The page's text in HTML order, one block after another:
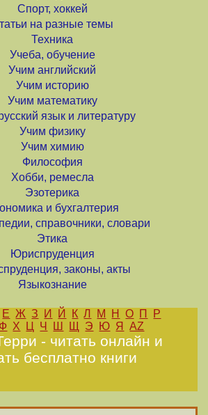
Спорт, хоккей
на разные темы
Техника
Учеба, обучение
Учим английский
Учим историю
Учим математику
язык и литературу
Учим физику
Учим химию
Философия
Хобби, ремесла
Эзотерика
и бухгалтерия
справочники, словари
Этика
Юриспруденция
законы, акты
Языкознание
Е Ж З И Й К Л М Н О П
Р
Ф Х Ц Ч Ш Щ Э Ю Я AZ
- читать онлайн и
бесплатно книги